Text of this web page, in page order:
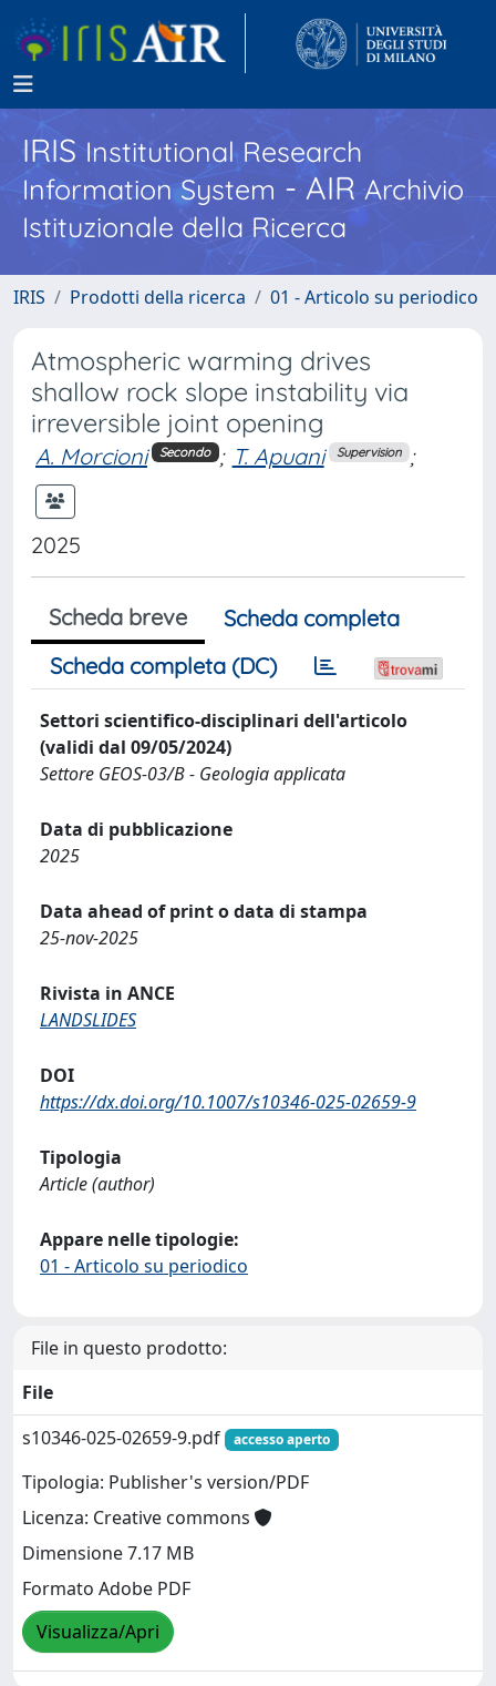
IRISInstitutional Research
Information System - AIR Archivio
Istituzionale della Ricerca
IRIS Prodotti della ricerca 01 - Articolo su periodico
Atmospheric warming drives
shallow rock slope instability via
irreversible joint opening
A. Morcioni Secondo ; T. Apuani Supervision ;
2025
Scheda breve
Scheda completa
Scheda completa (DC)
Settori scientifico-disciplinari dell'articolo
(validi dal 09/05/2024)
Settore GEOS-03/B - Geologia applicata
Data di pubblicazione
2025
Data ahead of print o data di stampa
25-nov-2025
Rivista in ANCE
LANDSLIDES
DOI
https://dx.doi.org/10.1007/s10346-025-02659-9
Tipologia
Article (author)
Appare nelle tipologie:
01 - Articolo su periodico
File in questo prodotto:
File
s10346-025-02659-9.pdf
accesso aperto
Tipologia: Publisher's version/PDF
Licenza: Creative commons
Dimensione 7.17 MB
Formato Adobe PDF
Visualizza/Apri